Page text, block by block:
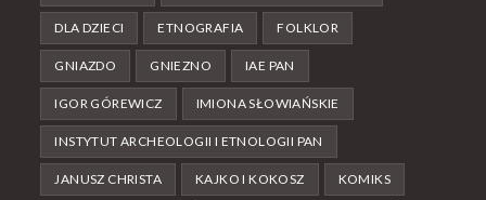
DLA DZIECI ETNOGRAFIA FOLKLOR
GNIAZDO GNIEZNO IAE PAN
IGOR GÓREWICZ IMIONA SŁOWIAŃSKIE
INSTYTUT ARCHEOLOGII I ETNOLOGII PAN
JANUSZ CHRISTA KAJKO I KOKOSZ KOMIKS